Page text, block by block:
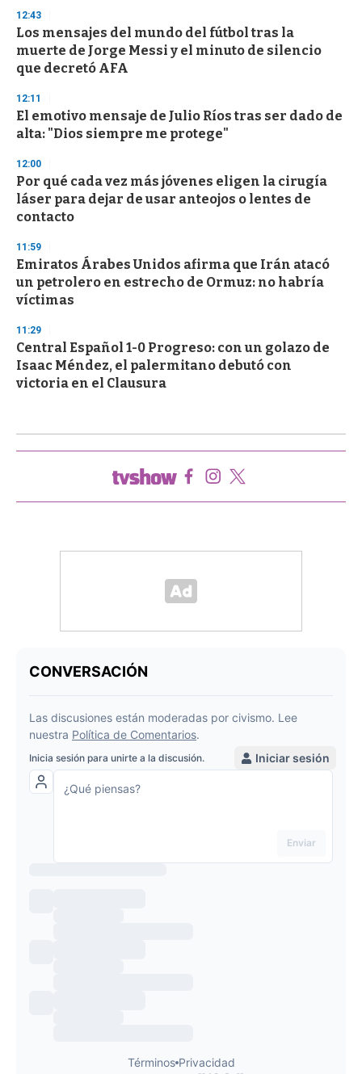
12:43
Los mensajes del mundo del fútbol tras la
muerte de Jorge Messi y el minuto de silencio
que decretó AFA
12:11
El emotivo mensaje de Julio Ríos tras ser dado de
alta: "Dios siempre me protege"
12:00
Por qué cada vez más jóvenes eligen la cirugía
láser para dejar de usar anteojos o lentes de
contacto
11:59
Emiratos Árabes Unidos afirma que Irán atacó
un petrolero en estrecho de Ormuz: no habría
víctimas
11:29
Central Español 1-0 Progreso: con un golazo de
Isaac Méndez, el palermitano debutó con
victoria en el Clausura